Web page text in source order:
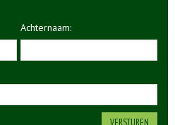
Achternaam: